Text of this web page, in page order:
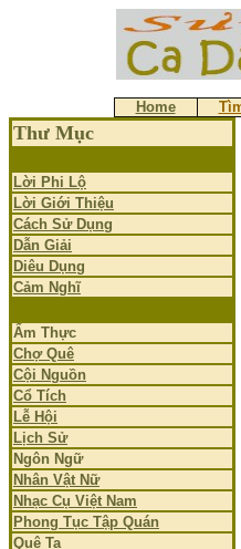
Home
Thư Mục
Lời Phi Lộ
Lời Giới Thiệu
Cách Sử Dụng
Dẫn Giải
Diêu Dụng
Cảm Nghĩ
Ẩm Thực
Chợ Quê
Cội Nguồn
Cổ Tích
Lễ Hội
Lịch Sử
Ngôn Ngữ
Nhân Vật Nữ
Nhạc Cụ Việt Nam
Phong Tục Tập Quán
Quê Ta